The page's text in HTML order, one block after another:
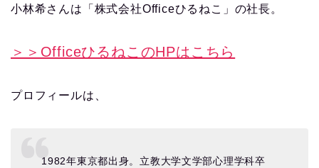
小林希さんは「株式会社Officeひるねこ」の社長。
＞＞OfficeひるねこのHPはこちら
プロフィールは、
1982年東京都出身。立教大学文学部心理学科卒